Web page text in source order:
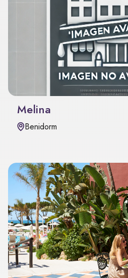
Melina
Benidorm